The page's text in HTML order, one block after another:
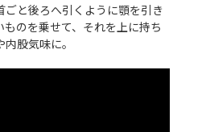
と後ろへ引くように顎を引き
のを乗せて、それを上に持ち
股気味に。